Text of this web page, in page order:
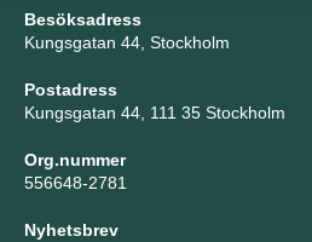
Besöksadress
Kungsgatan 44, Stockholm
Postadress
Kungsgatan 44, 111 35 Stockholm
Org.nummer
556648-2781
Nyhetsbrev